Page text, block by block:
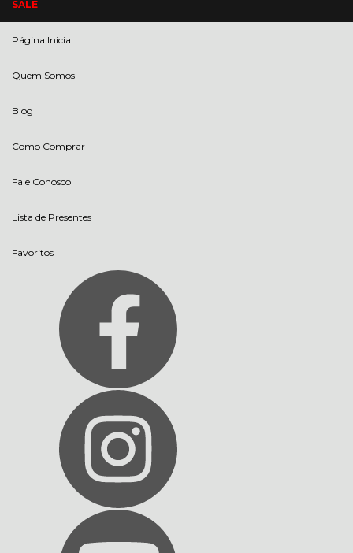
SALE
Página Inicial
Quem Somos
Blog
Como Comprar
Fale Conosco
Lista de Presentes
Favoritos